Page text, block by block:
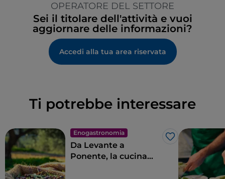
OPERATORE DEL SETTORE
Sei il titolare dell'attività e vuoi
aggiornare delle informazioni?
Accedi alla tua area riservata
Ti potrebbe interessare
Enogastronomia
Like
Da Levante a
Ponente, la cucina